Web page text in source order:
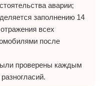
аварии;
заполнению 14
всех
после
проверены каждым